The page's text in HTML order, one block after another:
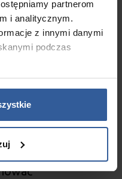
partnerom
i analitycznym.
z innymi danymi
podczas
jacuzzi to
narażone na
lodem,
wymagają